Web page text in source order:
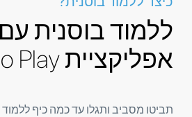
ללמוד בוסנית עם
אפליקציית LinGo Play
תביטו מסביב ותגלו עד כמה כיף